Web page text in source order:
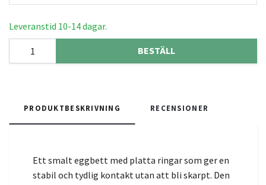
Leveranstid 10-14 dagar.
BESTÄLL
PRODUKTBESKRIVNING RECENSIONER
Ett smalt eggbett med platta ringar som ger en
stabil och tydlig kontakt utan att bli skarpt. Den